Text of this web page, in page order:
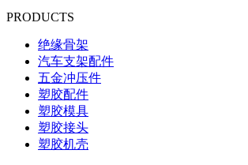
PRODUCTS
绝缘骨架
汽车支架配件
五金冲压件
塑胶配件
塑胶模具
塑胶接头
塑胶机壳